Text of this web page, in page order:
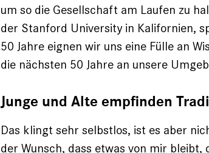
um so die Gesellschaft am Laufen zu
der Stanford University in Kalifornien,
50 Jahre eignen wir uns eine Fülle an
die nächsten 50 Jahre an unsere
Junge und Alte empfinden
Das klingt sehr selbstlos, ist es aber
der Wunsch, dass etwas von mir